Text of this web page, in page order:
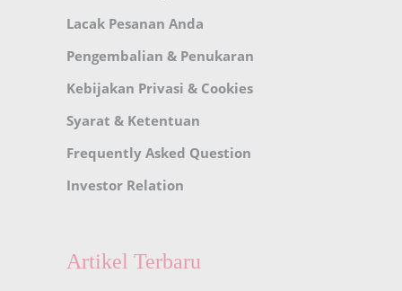
Lacak Pesanan Anda
Pengembalian & Penukaran
Kebijakan Privasi & Cookies
Syarat & Ketentuan
Frequently Asked Question
Investor Relation
Artikel Terbaru